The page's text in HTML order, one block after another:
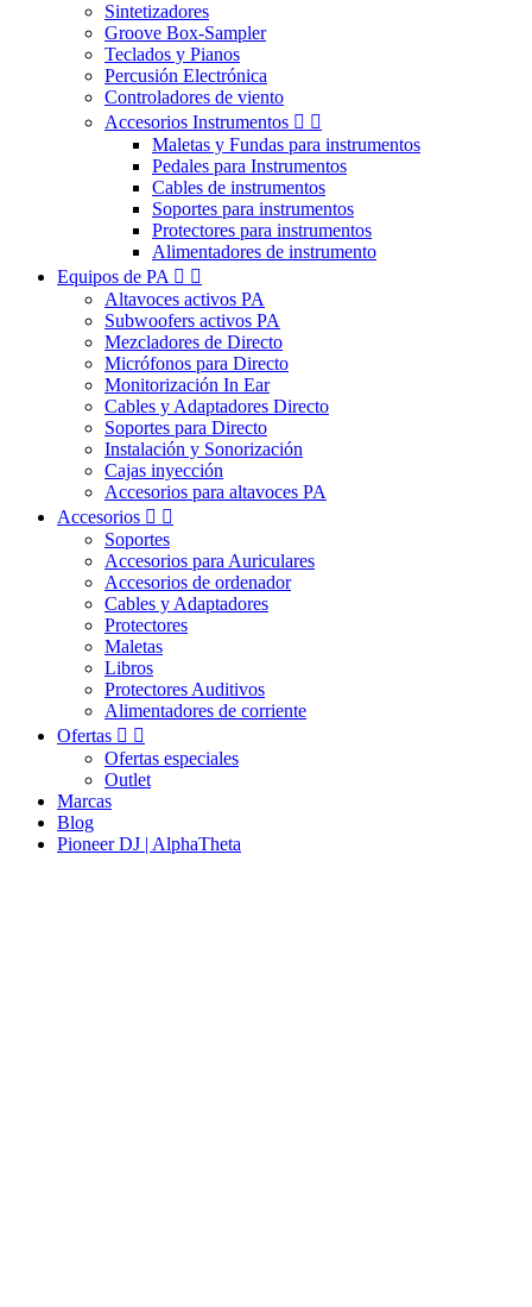
Sintetizadores
Groove Box-Sampler
Teclados y Pianos
Percusión Electrónica
Controladores de viento
Accesorios Instrumentos  
Maletas y Fundas para instrumentos
Pedales para Instrumentos
Cables de instrumentos
Soportes para instrumentos
Protectores para instrumentos
Alimentadores de instrumento
Equipos de PA  
Altavoces activos PA
Subwoofers activos PA
Mezcladores de Directo
Micrófonos para Directo
Monitorización In Ear
Cables y Adaptadores Directo
Soportes para Directo
Instalación y Sonorización
Cajas inyección
Accesorios para altavoces PA
Accesorios  
Soportes
Accesorios para Auriculares
Accesorios de ordenador
Cables y Adaptadores
Protectores
Maletas
Libros
Protectores Auditivos
Alimentadores de corriente
Ofertas  
Ofertas especiales
Outlet
Marcas
Blog
Pioneer DJ | AlphaTheta